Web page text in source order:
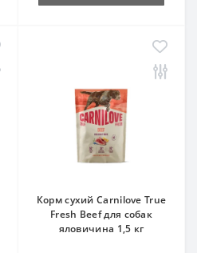
Корм сухий Carnilove True
Fresh Beef для cобак
яловичина 1,5 кг